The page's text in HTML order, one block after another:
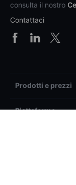
consulta il nostro
Contattaci
Prodotti e prezzi
Piattaforme